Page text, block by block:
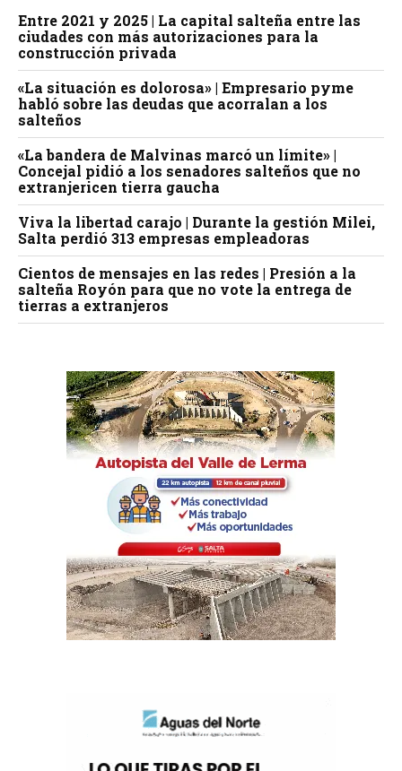
Entre 2021 y 2025 | La capital salteña entre las
ciudades con más autorizaciones para la
construcción privada
«La situación es dolorosa» | Empresario pyme
habló sobre las deudas que acorralan a los
salteños
«La bandera de Malvinas marcó un límite» |
Concejal pidió a los senadores salteños que no
extranjericen tierra gaucha
Viva la libertad carajo | Durante la gestión Milei,
Salta perdió 313 empresas empleadoras
Cientos de mensajes en las redes | Presión a la
salteña Royón para que no vote la entrega de
tierras a extranjeros